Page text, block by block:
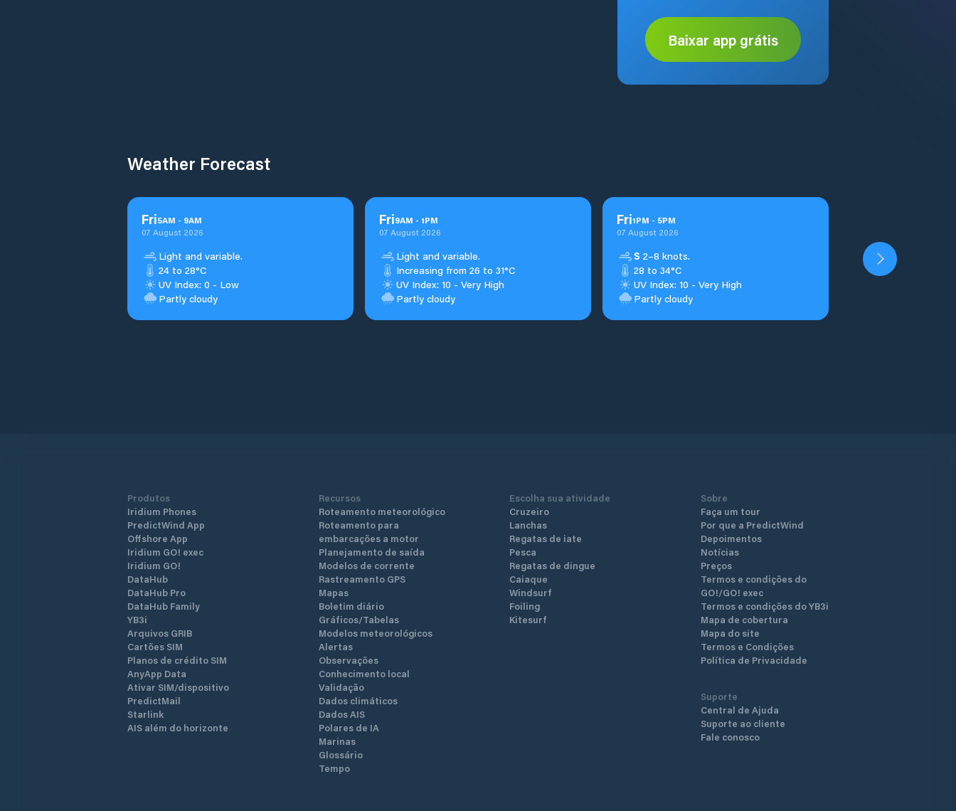
Baixar app grátis
Weather Forecast
Fri5AM - 9AM
07 August 2026
Light and variable.
24 to 28°C
UV Index: 0 - Low
Partly cloudy
Fri9AM - 1PM
07 August 2026
Light and variable.
Increasing from 26 to 31°C
UV Index: 10 - Very High
Partly cloudy
Fri1PM - 5PM
07 August 2026
S 2–8 knots.
28 to 34°C
UV Index: 10 - Very High
Partly cloudy
Produtos
Iridium Phones
PredictWind App
Offshore App
Iridium GO! exec
Iridium GO!
DataHub
DataHub Pro
DataHub Family
YB3i
Arquivos GRIB
Cartões SIM
Planos de crédito SIM
AnyApp Data
Ativar SIM/dispositivo
PredictMail
Starlink
AIS além do horizonte
Recursos
Roteamento meteorológico
Roteamento para
embarcações a motor
Planejamento de saída
Modelos de corrente
Rastreamento GPS
Mapas
Boletim diário
Gráficos/Tabelas
Modelos meteorológicos
Alertas
Observações
Conhecimento local
Validação
Dados climáticos
Dados AIS
Polares de IA
Marinas
Glossário
Tempo
Escolha sua atividade
Cruzeiro
Lanchas
Regatas de iate
Pesca
Regatas de dingue
Caiaque
Windsurf
Foiling
Kitesurf
Sobre
Faça um tour
Por que a PredictWind
Depoimentos
Notícias
Preços
Termos e condições do
GO!/GO! exec
Termos e condições do YB3i
Mapa de cobertura
Mapa do site
Termos e Condições
Política de Privacidade
Suporte
Central de Ajuda
Suporte ao cliente
Fale conosco